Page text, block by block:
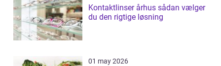
Kontaktlinser århus sådan vælger
du den rigtige løsning
01 may 2026